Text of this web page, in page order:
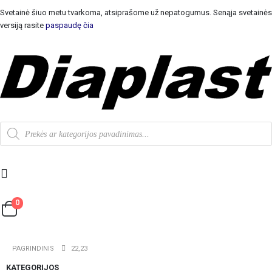
Svetainė šiuo metu tvarkoma, atsiprašome už nepatogumus. Senąja svetainės
versiją rasite paspaudę čia
0
PAGRINDINIS 22,23
KATEGORIJOS